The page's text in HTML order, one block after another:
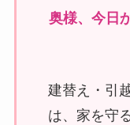
奥様、今日
建替え・引
は、家を守